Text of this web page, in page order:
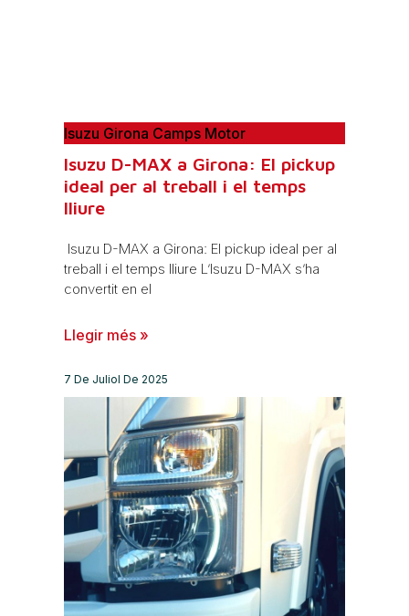
Isuzu Girona Camps Motor
Isuzu D-MAX a Girona: El pickup
ideal per al treball i el temps
lliure
Isuzu D-MAX a Girona: El pickup ideal per al
treball i el temps lliure L’Isuzu D-MAX s’ha
convertit en el
Llegir més »
7 De Juliol De 2025